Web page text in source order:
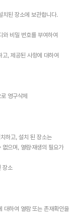
된 장소에 보관합니다.
와 비밀 번호를 부여하여
, 제공된 사항에 대하여
영구삭제
하고, 설치 된 장소는
으며, 열람·재생의 필요가
장소
대하여 열람 또는 존재확인을